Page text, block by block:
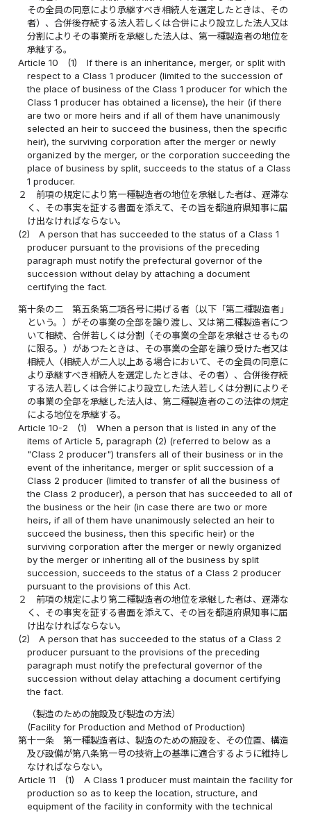
その全員の同意により承継すべき相続人を選定したときは、その
者）、合併後存続する法人若しくは合併により設立した法人又は
分割によりその事業所を承継した法人は、第一種製造者の地位を
承継する。
Article 10
(1)
If there is an inheritance, merger, or split with
respect to a Class 1 producer (limited to the succession of
the place of business of the Class 1 producer for which the
Class 1 producer has obtained a license), the heir (if there
are two or more heirs and if all of them have unanimously
selected an heir to succeed the business, then the specific
heir), the surviving corporation after the merger or newly
organized by the merger, or the corporation succeeding the
place of business by split, succeeds to the status of a Class
1 producer.
２
前項の規定により第一種製造者の地位を承継した者は、遅滞な
く、その事実を証する書面を添えて、その旨を都道府県知事に届
け出なければならない。
(2)
A person that has succeeded to the status of a Class 1
producer pursuant to the provisions of the preceding
paragraph must notify the prefectural governor of the
succession without delay by attaching a document
certifying the fact.
第十条の二
第五条第二項各号に掲げる者（以下「第二種製造者」
という。）がその事業の全部を譲り渡し、又は第二種製造者につ
いて相続、合併若しくは分割（その事業の全部を承継させるもの
に限る。）があつたときは、その事業の全部を譲り受けた者又は
相続人（相続人が二人以上ある場合において、その全員の同意に
より承継すべき相続人を選定したときは、その者）、合併後存続
する法人若しくは合併により設立した法人若しくは分割によりそ
の事業の全部を承継した法人は、第二種製造者のこの法律の規定
による地位を承継する。
Article 10-2
(1)
When a person that is listed in any of the
items of Article 5, paragraph (2) (referred to below as a
"Class 2 producer") transfers all of their business or in the
event of the inheritance, merger or split succession of a
Class 2 producer (limited to transfer of all the business of
the Class 2 producer), a person that has succeeded to all of
the business or the heir (in case there are two or more
heirs, if all of them have unanimously selected an heir to
succeed the business, then this specific heir) or the
surviving corporation after the merger or newly organized
by the merger or inheriting all of the business by split
succession, succeeds to the status of a Class 2 producer
pursuant to the provisions of this Act.
２
前項の規定により第二種製造者の地位を承継した者は、遅滞な
く、その事実を証する書面を添えて、その旨を都道府県知事に届
け出なければならない。
(2)
A person that has succeeded to the status of a Class 2
producer pursuant to the provisions of the preceding
paragraph must notify the prefectural governor of the
succession without delay attaching a document certifying
the fact.
（製造のための施設及び製造の方法）
(Facility for Production and Method of Production)
第十一条
第一種製造者は、製造のための施設を、その位置、構造
及び設備が第八条第一号の技術上の基準に適合するように維持し
なければならない。
Article 11
(1)
A Class 1 producer must maintain the facility for
production so as to keep the location, structure, and
equipment of the facility in conformity with the technical